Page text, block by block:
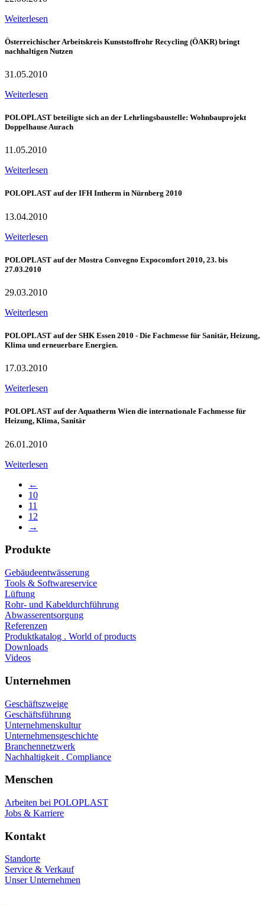
Weiterlesen
Österreichischer Arbeitskreis Kunststoffrohr Recycling (ÖAKR) bringt
nachhaltigen Nutzen
31.05.2010
Weiterlesen
POLOPLAST beteiligte sich an der Lehrlingsbaustelle: Wohnbauprojekt
Doppelhause Aurach
11.05.2010
Weiterlesen
POLOPLAST auf der IFH Intherm in Nürnberg 2010
13.04.2010
Weiterlesen
POLOPLAST auf der Mostra Convegno Expocomfort 2010, 23. bis
27.03.2010
29.03.2010
Weiterlesen
POLOPLAST auf der SHK Essen 2010 - Die Fachmesse für Sanitär, Heizung,
Klima und erneuerbare Energien.
17.03.2010
Weiterlesen
POLOPLAST auf der Aquatherm Wien die internationale Fachmesse für
Heizung, Klima, Sanitär
26.01.2010
Weiterlesen
←
10
11
12
→
Produkte
Gebäudeentwässerung
Tools & Softwareservice
Lüftung
Rohr- und Kabeldurchführung
Abwasserentsorgung
Referenzen
Produktkatalog . World of products
Downloads
Videos
Unternehmen
Geschäftszweige
Geschäftsführung
Unternehmenskultur
Unternehmensgeschichte
Branchennetzwerk
Nachhaltigkeit . Compliance
Menschen
Arbeiten bei POLOPLAST
Jobs & Karriere
Kontakt
Standorte
Service & Verkauf
Unser Unternehmen